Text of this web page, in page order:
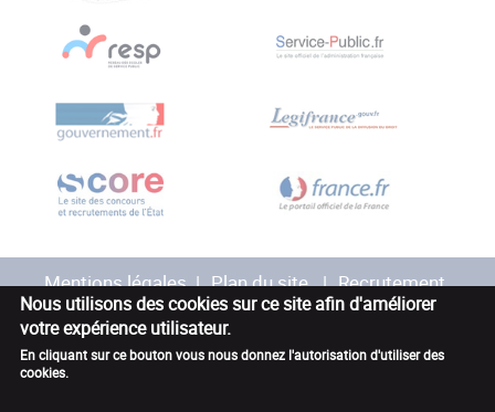
Nous utilisons des cookies sur ce site afin d'améliorer
votre expérience utilisateur.
En cliquant sur ce bouton vous nous donnez l'autorisation d'utiliser des
cookies.
Mentions légales Plan du site
Recrutement
Marchés publics